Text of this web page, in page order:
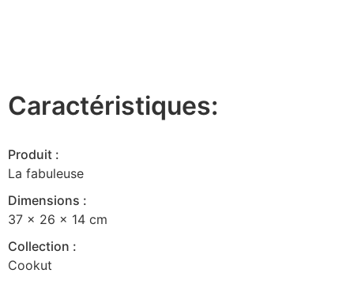
Caractéristiques:
Produit :
La fabuleuse
Dimensions :
37 x 26 x 14 cm
Collection :
Cookut